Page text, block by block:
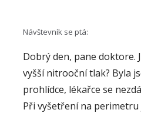
žádném případě "až
uzraje", což obráží
indikuje, má-li pacient
urgentní.
Návštevník se ptá:
Dobrý den, pane doktore.
vyšší nitrooční tlak? Byla
prohlídce, lékařce se
Při vyšetření na perimetru